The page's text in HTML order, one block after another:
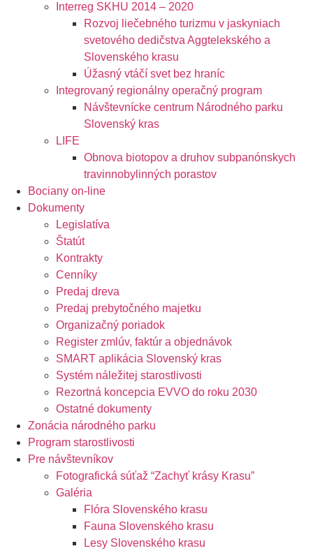
Interreg SKHU 2014 – 2020
Rozvoj liečebného turizmu v jaskyniach
svetového dedičstva Aggtelekského a
Slovenského krasu
Úžasný vtáčí svet bez hraníc
Integrovaný regionálny operačný program
Návštevnícke centrum Národného parku
Slovenský kras
LIFE
Obnova biotopov a druhov subpanónskych
travinnobylinných porastov
Bociany on-line
Dokumenty
Legislatíva
Štatút
Kontrakty
Cenníky
Predaj dreva
Predaj prebytočného majetku
Organizačný poriadok
Register zmlúv, faktúr a objednávok
SMART aplikácia Slovenský kras
Systém náležitej starostlivosti
Rezortná koncepcia EVVO do roku 2030
Ostatné dokumenty
Zonácia národného parku
Program starostlivosti
Pre návštevníkov
Fotografická súťaž “Zachyť krásy Krasu”
Galéria
Flóra Slovenského krasu
Fauna Slovenského krasu
Lesy Slovenského krasu